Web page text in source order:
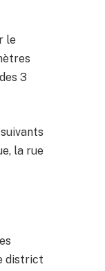
le
3
la rue
district